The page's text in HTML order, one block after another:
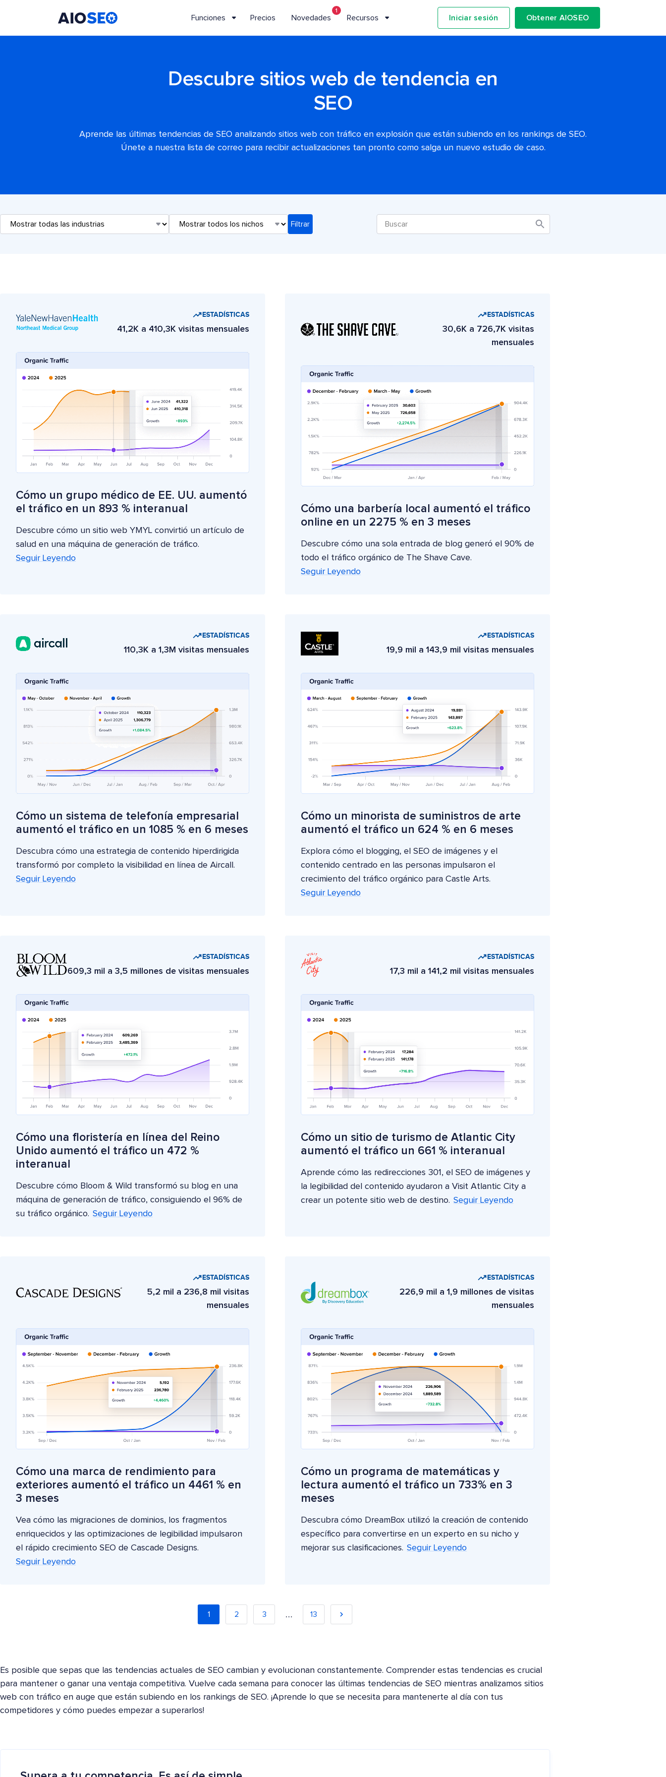
Funciones Precios Novedades
1
Recursos Iniciar sesión Obtener AIOSEO
Descubre sitios web de tendencia en
SEO
Aprende las últimas tendencias de SEO analizando sitios web con tráfico en explosión que están subiendo en los rankings de SEO.
Únete a nuestra lista de correo para recibir actualizaciones tan pronto como salga un nuevo estudio de caso.
ESTADÍSTICAS
41,2K a 410,3K visitas mensuales
Cómo un grupo médico de EE. UU. aumentó
el tráfico en un 893 % interanual
Descubre cómo un sitio web YMYL convirtió un artículo de
salud en una máquina de generación de tráfico.
Seguir Leyendo
ESTADÍSTICAS
30,6K a 726,7K visitas
mensuales
Cómo una barbería local aumentó el tráfico
online en un 2275 % en 3 meses
Descubre cómo una sola entrada de blog generó el 90% de
todo el tráfico orgánico de The Shave Cave.
Seguir Leyendo
ESTADÍSTICAS
110,3K a 1,3M visitas mensuales
Cómo un sistema de telefonía empresarial
aumentó el tráfico en un 1085 % en 6 meses
Descubra cómo una estrategia de contenido hiperdirigida
transformó por completo la visibilidad en línea de Aircall.
Seguir Leyendo
ESTADÍSTICAS
19,9 mil a 143,9 mil visitas mensuales
Cómo un minorista de suministros de arte
aumentó el tráfico un 624 % en 6 meses
Explora cómo el blogging, el SEO de imágenes y el
contenido centrado en las personas impulsaron el
crecimiento del tráfico orgánico para Castle Arts.
Seguir Leyendo
ESTADÍSTICAS
609,3 mil a 3,5 millones de visitas mensuales
Cómo una floristería en línea del Reino
Unido aumentó el tráfico un 472 %
interanual
Descubre cómo Bloom & Wild transformó su blog en una
máquina de generación de tráfico, consiguiendo el 96% de
su tráfico orgánico. Seguir Leyendo
ESTADÍSTICAS
17,3 mil a 141,2 mil visitas mensuales
Cómo un sitio de turismo de Atlantic City
aumentó el tráfico un 661 % interanual
Aprende cómo las redirecciones 301, el SEO de imágenes y
la legibilidad del contenido ayudaron a Visit Atlantic City a
crear un potente sitio web de destino. Seguir Leyendo
ESTADÍSTICAS
5,2 mil a 236,8 mil visitas
mensuales
Cómo una marca de rendimiento para
exteriores aumentó el tráfico un 4461 % en
3 meses
Vea cómo las migraciones de dominios, los fragmentos
enriquecidos y las optimizaciones de legibilidad impulsaron
el rápido crecimiento SEO de Cascade Designs.
Seguir Leyendo
ESTADÍSTICAS
226,9 mil a 1,9 millones de visitas
mensuales
Cómo un programa de matemáticas y
lectura aumentó el tráfico un 733% en 3
meses
Descubra cómo DreamBox utilizó la creación de contenido
específico para convertirse en un experto en su nicho y
mejorar sus clasificaciones. Seguir Leyendo
1 2 3 … 13
Es posible que sepas que las tendencias actuales de SEO cambian y evolucionan constantemente. Comprender estas tendencias es crucial
para mantener o ganar una ventaja competitiva. Vuelve cada semana para conocer las últimas tendencias de SEO mientras analizamos sitios
web con tráfico en auge que están subiendo en los rankings de SEO. ¡Aprende lo que se necesita para mantenerte al día con tus
competidores y cómo puedes empezar a superarlos!